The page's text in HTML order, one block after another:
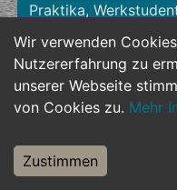
Wir verwenden
Nutzererfahrung zu
unserer Webseite
von Cookies zu. Mehr
Zustimmen
Praktika,
Personalwesen
Hilfskräfte, Aushilfs-
Weiterbildung,